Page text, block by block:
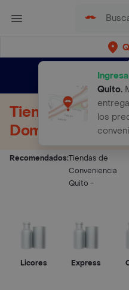
Quito.
los
envíos gratis
Tiendas de
Domicilio
Recomendados:Tiendas de
Conveniencia
Quito -
Licores Express